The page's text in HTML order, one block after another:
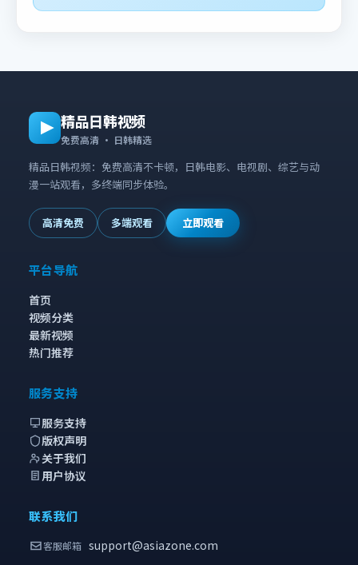
精品日韩视频
免费高清 · 日韩精选
精品日韩视频：免费高清不卡顿，日韩电影、电视剧、综艺与动
漫一站观看，多终端同步体验。
高清免费 多端观看 立即观看
平台导航
首页
视频分类
最新视频
热门推荐
服务支持
服务支持
版权声明
关于我们
用户协议
联系我们
客服邮箱 support@asiazone.com